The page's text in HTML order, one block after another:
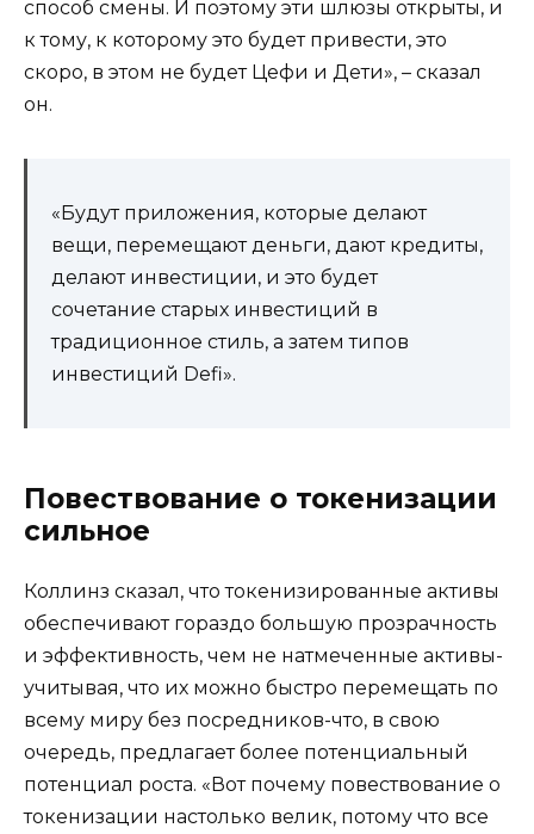
способ смены. И поэтому эти шлюзы открыты, и
к тому, к которому это будет привести, это
скоро, в этом не будет Цефи и Дети», – сказал
он.
«Будут приложения, которые делают
вещи, перемещают деньги, дают кредиты,
делают инвестиции, и это будет
сочетание старых инвестиций в
традиционное стиль, а затем типов
инвестиций Defi».
Повествование о токенизации
сильное
Коллинз сказал, что токенизированные активы
обеспечивают гораздо большую прозрачность
и эффективность, чем не натмеченные активы-
учитывая, что их можно быстро перемещать по
всему миру без посредников-что, в свою
очередь, предлагает более потенциальный
потенциал роста. «Вот почему повествование о
токенизации настолько велик, потому что все